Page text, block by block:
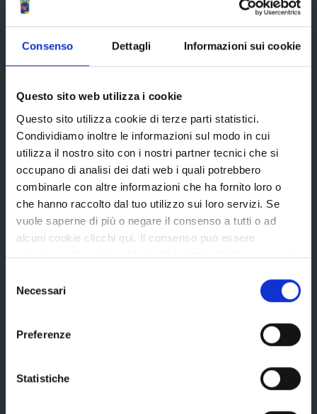
Consenso Dettagli Informazioni sui cookie
Questo sito web utilizza i cookie
Questo sito utilizza cookie di terze parti statistici.
Condividiamo inoltre le informazioni sul modo in cui
utilizza il nostro sito con i nostri partner tecnici che si
occupano di analisi dei dati web i quali potrebbero
combinarle con altre informazioni che ha fornito loro o
che hanno raccolto dal tuo utilizzo sui loro servizi. Se
vuole saperne di più o negare il consenso a tutti o ad
alcuni cookie clicchi qui. Il consenso può essere
espresso cliccando sul tasto "Accetta tutti". Se non vuole
tasto "Rifiuta".
delNecessari
Preferenze
Statistiche
Elezioni
Bandi di gara
Avvisi pubblici
Concorsi e selezioni
In scadenza
Aree tematiche
Bilancio
Infrastrutture, mobilità e trasporti